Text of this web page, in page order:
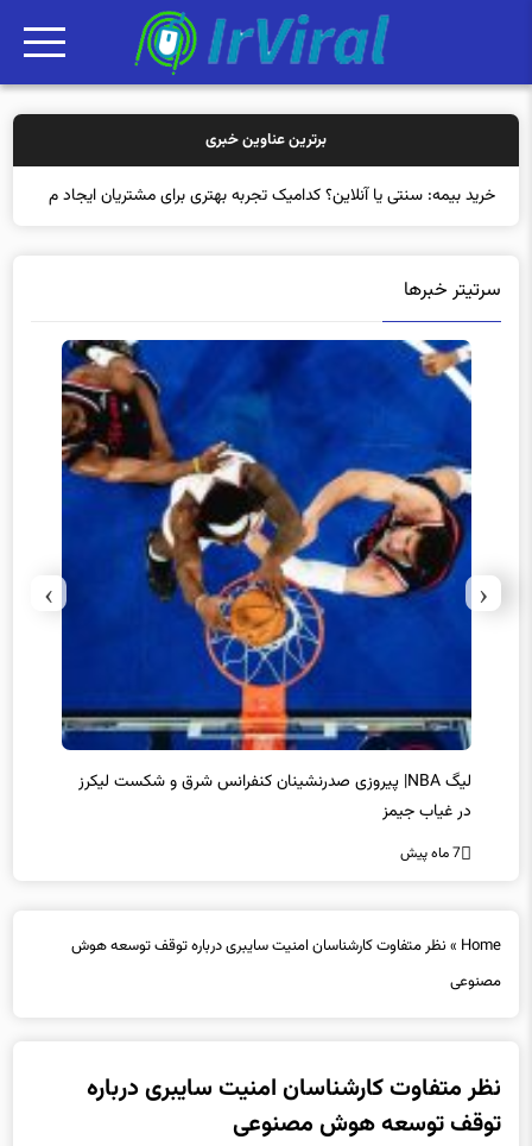
برترین عناوین خبری
خرید بیمه: سنتی یا آنلاین؟ کدامیک تجربه بهتری برای مشتریان ایجاد
سرتیتر خبرها
لیگ NBA| پیروزی صدرنشینان کنفرانس شرق و شکست لیکرز
در غیاب جیمز
Home
»
نظر متفاوت کارشناسان امنیت سایبری درباره